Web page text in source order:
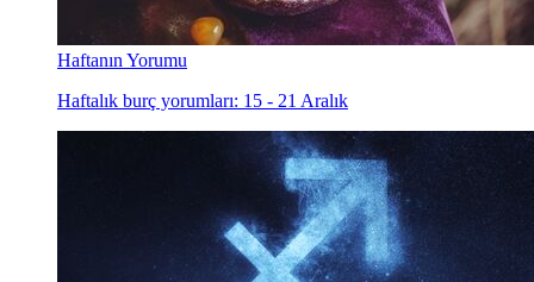
Haftanın Yorumu
Haftalık burç yorumları: 15 - 21 Aralık